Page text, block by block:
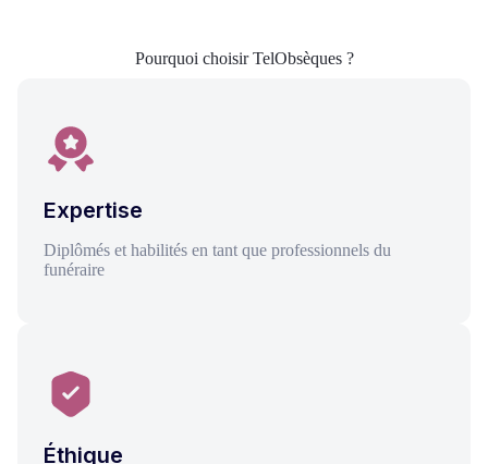
Pourquoi choisir TelObsèques ?
Expertise
Diplômés et habilités en tant que professionnels du
funéraire
Éthique